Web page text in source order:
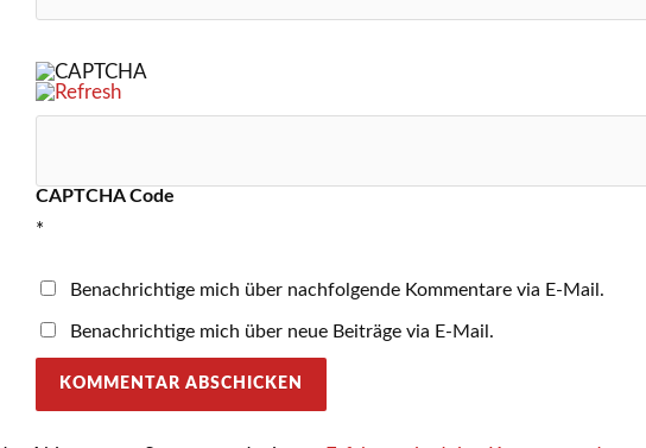
CAPTCHA Code
*
Benachrichtige mich über nachfolgende Kommentare via E-Mail.
Benachrichtige mich über neue Beiträge via E-Mail.